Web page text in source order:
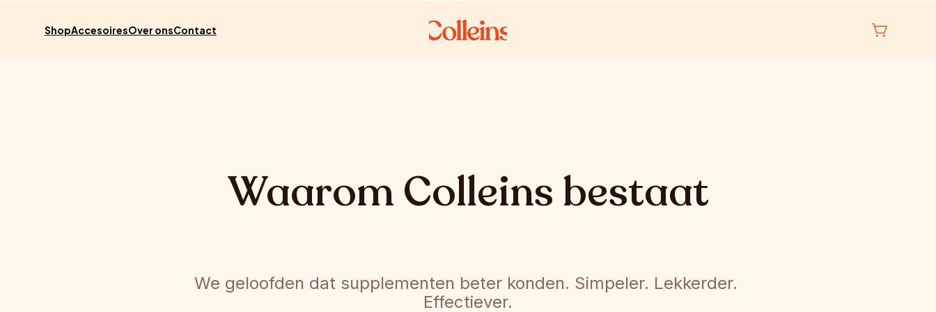
Meteen
contentShopAccesoiresOver onsContact
Waarom Colleins bestaat
We geloofden dat supplementen beter konden. Simpeler. Lekkerder.
Effectiever.